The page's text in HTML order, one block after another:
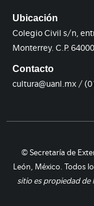
Ubicación
Colegio Civil s/n,
Monterrey. C.P. 64000
Contacto
cultura@uanl.mx /
© Secretaría de
León, México. Todos
sitio es propiedad de